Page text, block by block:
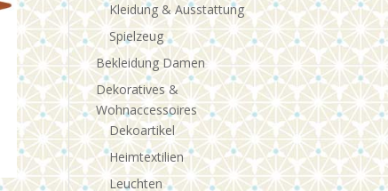
Kleidung & Ausstattung
Spielzeug
Bekleidung Damen
Dekoratives &
Wohnaccessoires
Dekoartikel
Heimtextilien
Leuchten